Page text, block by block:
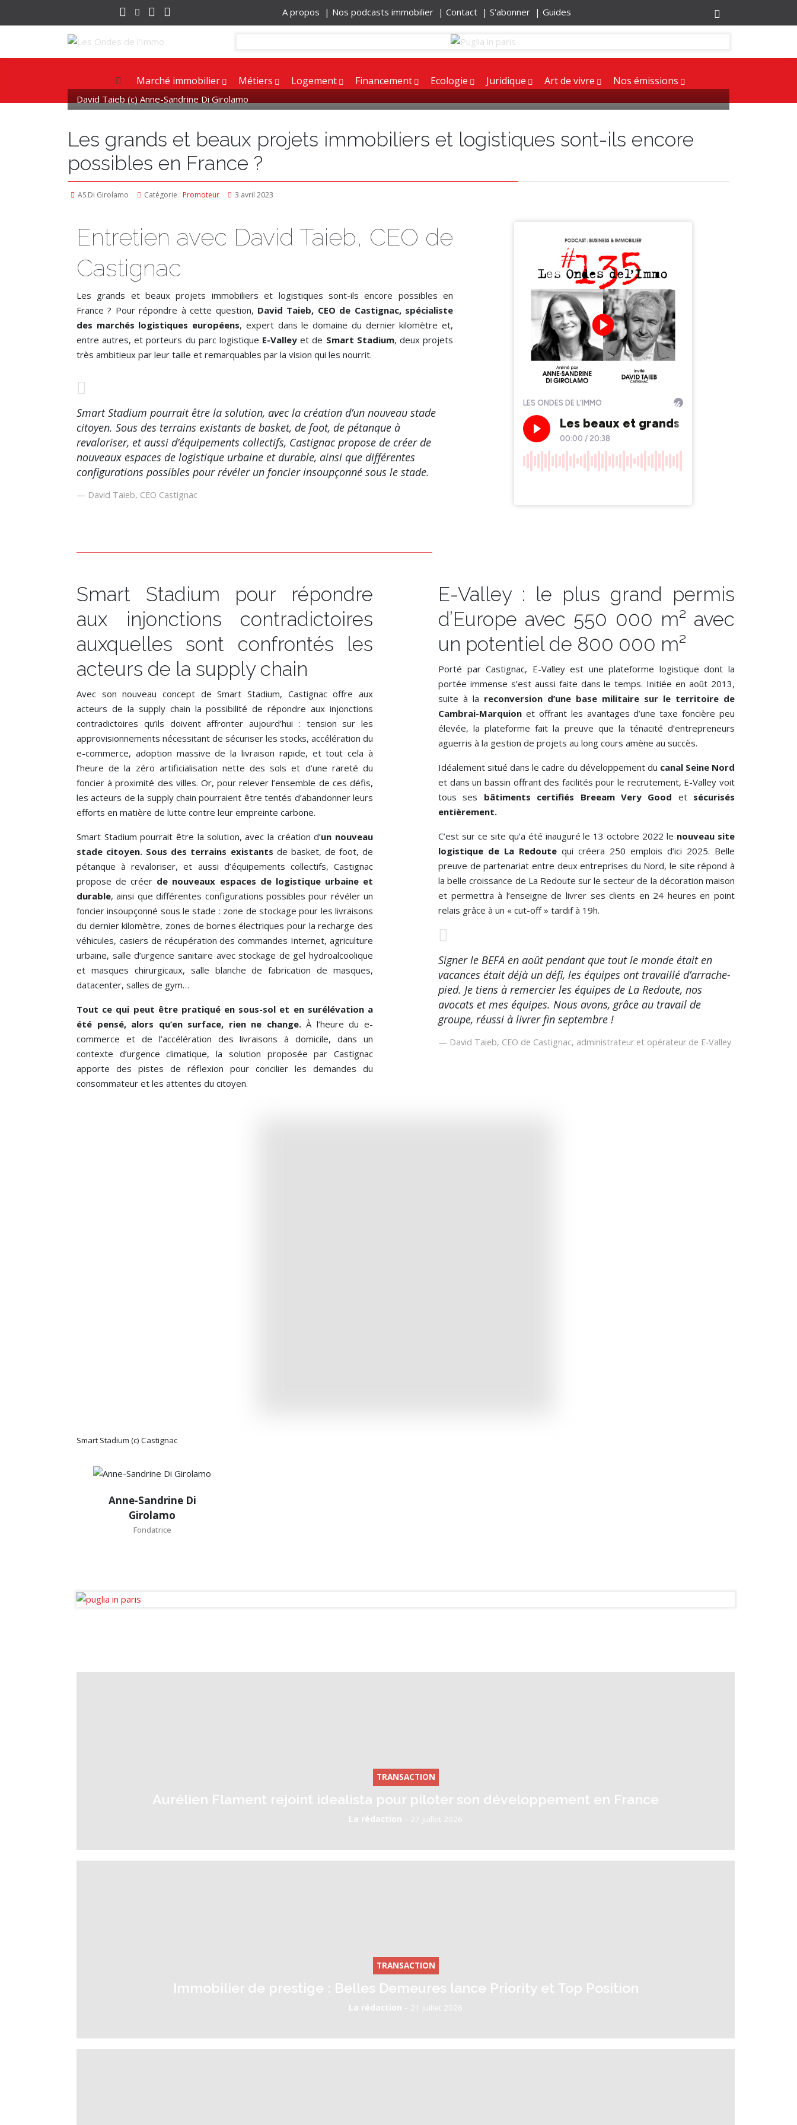
A propos | Nos podcasts immobilier | Contact | S'abonner | Guides
Marché immobilier Métiers Logement Financement Ecologie Juridique Art de vivre Nos émissions
David Taieb (c) Anne-Sandrine Di Girolamo
Les grands et beaux projets immobiliers et logistiques sont-ils encore
possibles en France ?
AS Di Girolamo Catégorie : Promoteur 3 avril 2023
Entretien avec David Taieb, CEO de
Castignac
Les grands et beaux projets immobiliers et logistiques sont-ils encore possibles en
France ? Pour répondre à cette question, David Taieb, CEO de Castignac, spécialiste
des marchés logistiques européens, expert dans le domaine du dernier kilomètre et,
entre autres, et porteurs du parc logistique E-Valley et de Smart Stadium, deux projets
très ambitieux par leur taille et remarquables par la vision qui les nourrit.
Smart Stadium pourrait être la solution, avec la création d’un nouveau stade
citoyen. Sous des terrains existants de basket, de foot, de pétanque à
revaloriser, et aussi d’équipements collectifs, Castignac propose de créer de
nouveaux espaces de logistique urbaine et durable, ainsi que différentes
configurations possibles pour révéler un foncier insoupçonné sous le stade.
David Taieb, CEO Castignac
Smart Stadium pour répondre
aux injonctions contradictoires
auxquelles sont confrontés les
acteurs de la supply chain
Avec son nouveau concept de Smart Stadium, Castignac offre aux
acteurs de la supply chain la possibilité de répondre aux injonctions
contradictoires qu’ils doivent affronter aujourd’hui : tension sur les
approvisionnements nécessitant de sécuriser les stocks, accélération du
e-commerce, adoption massive de la livraison rapide, et tout cela à
l’heure de la zéro artificialisation nette des sols et d’une rareté du
foncier à proximité des villes. Or, pour relever l’ensemble de ces défis,
les acteurs de la supply chain pourraient être tentés d’abandonner leurs
efforts en matière de lutte contre leur empreinte carbone.
Smart Stadium pourrait être la solution, avec la création d’un nouveau
stade citoyen. Sous des terrains existants de basket, de foot, de
pétanque à revaloriser, et aussi d’équipements collectifs, Castignac
propose de créer de nouveaux espaces de logistique urbaine et
durable, ainsi que différentes configurations possibles pour révéler un
foncier insoupçonné sous le stade : zone de stockage pour les livraisons
du dernier kilomètre, zones de bornes électriques pour la recharge des
véhicules, casiers de récupération des commandes Internet, agriculture
urbaine, salle d’urgence sanitaire avec stockage de gel hydroalcoolique
et masques chirurgicaux, salle blanche de fabrication de masques,
datacenter, salles de gym…
Tout ce qui peut être pratiqué en sous-sol et en surélévation a
été pensé, alors qu’en surface, rien ne change.À l’heure du e-
commerce et de l’accélération des livraisons à domicile, dans un
contexte d’urgence climatique, la solution proposée par Castignac
apporte des pistes de réflexion pour concilier les demandes du
consommateur et les attentes du citoyen.
E-Valley : le plus grand permis
d’Europe avec 550 000 m² avec
un potentiel de 800 000 m²
Porté par Castignac, E-Valley est une plateforme logistique dont la
portée immense s’est aussi faite dans le temps. Initiée en août 2013,
suite à la reconversion d’une base militaire sur le territoire de
Cambrai-Marquion et offrant les avantages d’une taxe foncière peu
élevée, la plateforme fait la preuve que la ténacité d’entrepreneurs
aguerris à la gestion de projets au long cours amène au succès.
Idéalement situé dans le cadre du développement du canal Seine Nord
et dans un bassin offrant des facilités pour le recrutement, E-Valley voit
tous ses bâtiments certifiés Breeam Very Good et sécurisés
entièrement.
C’est sur ce site qu’a été inauguré le 13 octobre 2022 le nouveau site
logistique de La Redoute qui créera 250 emplois d’ici 2025. Belle
preuve de partenariat entre deux entreprises du Nord, le site répond à
la belle croissance de La Redoute sur le secteur de la décoration maison
et permettra à l’enseigne de livrer ses clients en 24 heures en point
relais grâce à un « cut-off » tardif à 19h.
Signer le BEFA en août pendant que tout le monde était en
vacances était déjà un défi, les équipes ont travaillé d’arrache-
pied. Je tiens à remercier les équipes de La Redoute, nos
avocats et mes équipes. Nous avons, grâce au travail de
groupe, réussi à livrer fin septembre !
David Taieb, CEO de Castignac, administrateur et opérateur de E-Valley
Smart Stadium (c) Castignac
Anne-Sandrine Di
Girolamo
Fondatrice
Di Girolamo
Fondatrice
TRANSACTION
Aurélien Flament rejoint idealista pour piloter son développement en France
La rédaction - 27 juillet 2026
TRANSACTION
Immobilier de prestige : Belles Demeures lance Priority et Top Position
La rédaction - 21 juillet 2026